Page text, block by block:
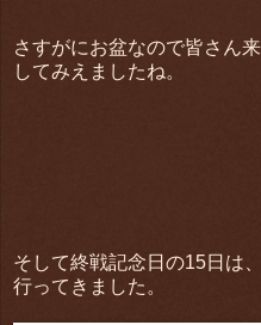
さすがにお盆なので皆さん
してみえましたね。
そして終戦記念日の15日は
行ってきました。